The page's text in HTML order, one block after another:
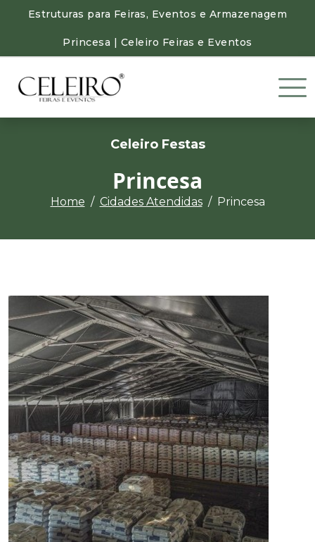
Estruturas para Feiras, Eventos e Armazenagem
Princesa | Celeiro Feiras e Eventos
Celeiro Festas
Princesa
Home Cidades Atendidas Princesa